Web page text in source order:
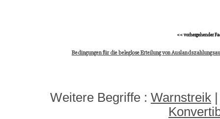
<< vorhergehender
Bedingungen für die beleglose Erteilung von
Weitere Begriffe : Warnstreik